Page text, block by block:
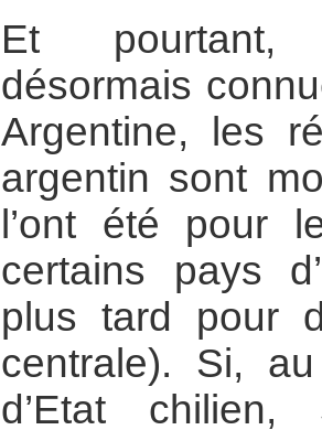
Et pourtant,
désormais
Argentine, les
argentin sont
l’ont été pour
certains pays
plus tard pour
centrale). Si,
d’Etat